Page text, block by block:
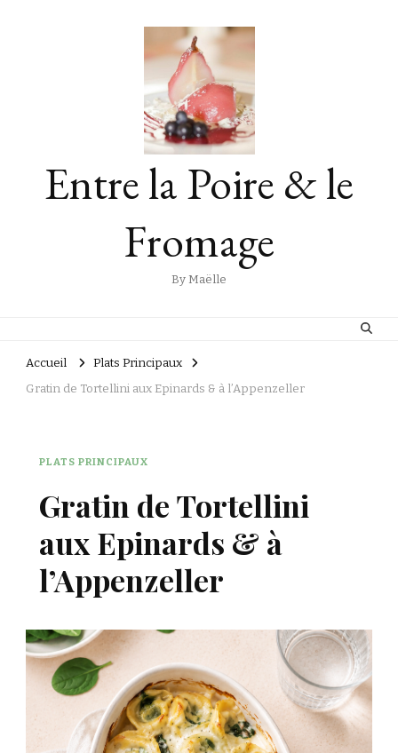
Entre la Poire & le
Fromage
By Maëlle
Accueil
Plats Principaux
Gratin de Tortellini aux Epinards & à l’Appenzeller
PLATS PRINCIPAUX
Gratin de Tortellini
aux Epinards & à
l’Appenzeller